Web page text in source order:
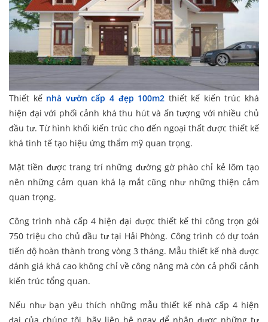
Thiết kế nhà vườn cấp 4 đẹp 100m2 thiết kế kiến trúc khá
hiện đại với phối cảnh khá thu hút và ấn tượng với nhiều chủ
đầu tư. Từ hình khối kiến trúc cho đến ngoại thất được thiết kế
khá tinh tế tạo hiệu ứng thẩm mỹ quan trọng.
Mặt tiền được trang trí những đường gờ phào chỉ kẻ lõm tạo
nên những cảm quan khá lạ mắt cũng như những thiện cảm
quan trọng.
Công trình nhà cấp 4 hiện đại được thiết kế thi công trọn gói
750 triệu cho chủ đầu tư tại Hải Phòng. Công trình có dự toán
tiến độ hoàn thành trong vòng 3 tháng. Mẫu thiết kế nhà được
đánh giá khá cao không chỉ về công năng mà còn cả phối cảnh
kiến trúc tổng quan.
Nếu như bạn yêu thích những mẫu thiết kế nhà cấp 4 hiện